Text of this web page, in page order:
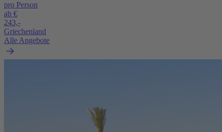
pro Person
ab €
243,-
Griechenland
Alle Angebote